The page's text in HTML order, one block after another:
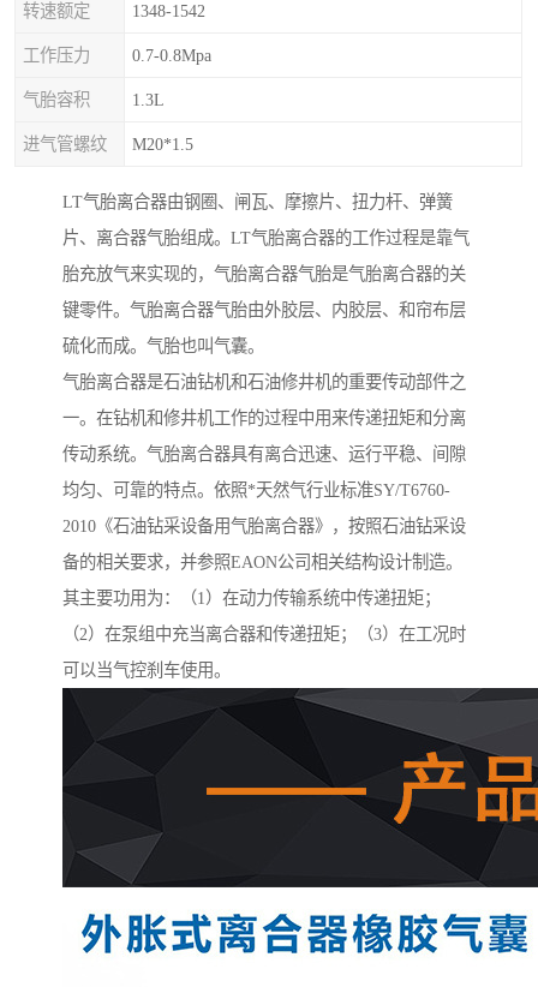
转速额定 1348-1542
工作压力 0.7-0.8Mpa
气胎容积 1.3L
进气管螺纹 M20*1.5
LT气胎离合器由钢圈、闸瓦、摩擦片、扭力杆、弹簧
片、离合器气胎组成。LT气胎离合器的工作过程是靠气
胎充放气来实现的，气胎离合器气胎是气胎离合器的关
键零件。气胎离合器气胎由外胶层、内胶层、和帘布层
硫化而成。气胎也叫气囊。
气胎离合器是石油钻机和石油修井机的重要传动部件之
一。在钻机和修井机工作的过程中用来传递扭矩和分离
传动系统。气胎离合器具有离合迅速、运行平稳、间隙
均匀、可靠的特点。依照*天然气行业标准SY/T6760-
2010《石油钻采设备用气胎离合器》，按照石油钻采设
备的相关要求，并参照EAON公司相关结构设计制造。
其主要功用为：（1）在动力传输系统中传递扭矩；
（2）在泵组中充当离合器和传递扭矩；（3）在工况时
可以当气控刹车使用。